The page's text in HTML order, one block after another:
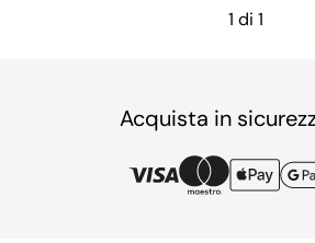
1 di 1
Acquista in